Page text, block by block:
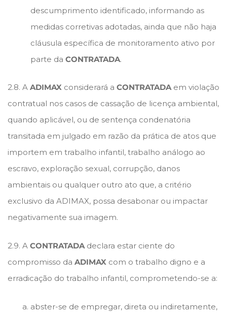
descumprimento identificado, informando as
medidas corretivas adotadas, ainda que não haja
cláusula específica de monitoramento ativo por
parte da CONTRATADA.
2.8. A ADIMAX considerará a CONTRATADA em violação
contratual nos casos de cassação de licença ambiental,
quando aplicável, ou de sentença condenatória
transitada em julgado em razão da prática de atos que
importem em trabalho infantil, trabalho análogo ao
escravo, exploração sexual, corrupção, danos
ambientais ou qualquer outro ato que, a critério
exclusivo da ADIMAX, possa desabonar ou impactar
negativamente sua imagem.
2.9. A CONTRATADA declara estar ciente do
compromisso da ADIMAX com o trabalho digno e a
erradicação do trabalho infantil, comprometendo-se a:
abster-se de empregar, direta ou indiretamente,